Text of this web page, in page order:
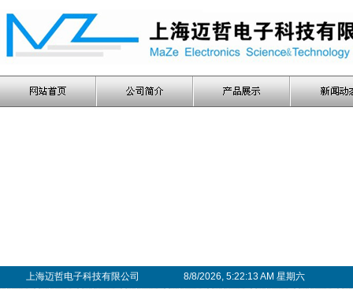
上海迈哲电子科技有限公司 8/8/2026, 5:22:13 AM 星期六